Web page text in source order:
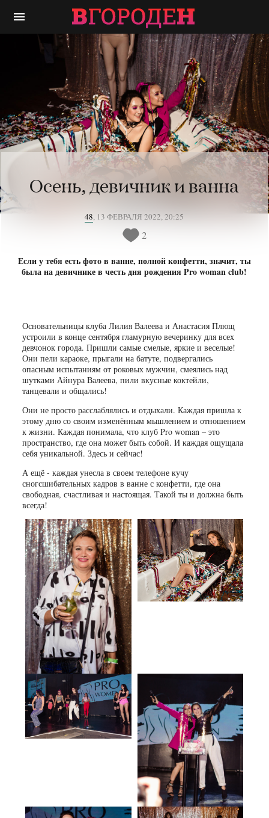
menu
Осень, девичник и ванна
48, 13 ФЕВРАЛЯ 2022, 20:25
2
Если у тебя есть фото в ванне, полной конфетти, значит, ты
была на девичнике в честь дня рождения Pro woman club!
Основательницы клуба Лилия Валеева и Анастасия Плющ
устроили в конце сентября гламурную вечеринку для всех
девчонок города. Пришли самые смелые, яркие и веселые!
Они пели караоке, прыгали на батуте, подвергались
опасным испытаниям от роковых мужчин, смеялись над
шутками Айнура Валеева, пили вкусные коктейли,
танцевали и общались!
Они не просто расслаблялись и отдыхали. Каждая пришла к
этому дню со своим изменённым мышлением и отношением
к жизни. Каждая понимала, что клуб Pro woman – это
пространство, где она может быть собой. И каждая ощущала
себя уникальной. Здесь и сейчас!
А ещё - каждая унесла в своем телефоне кучу
сногсшибательных кадров в ванне с конфетти, где она
свободная, счастливая и настоящая. Такой ты и должна быть
всегда!